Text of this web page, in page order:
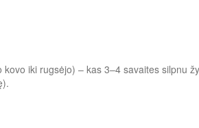
kovo iki rugsėjo) – kas 3–4 savaites silpnu